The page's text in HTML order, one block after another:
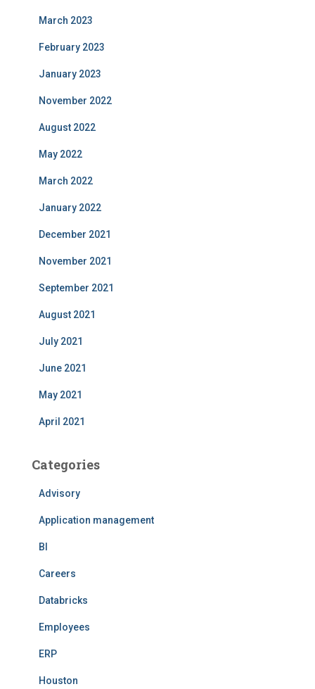
March 2023
February 2023
January 2023
November 2022
August 2022
May 2022
March 2022
January 2022
December 2021
November 2021
September 2021
August 2021
July 2021
June 2021
May 2021
April 2021
Categories
Advisory
Application management
BI
Careers
Databricks
Employees
ERP
Houston